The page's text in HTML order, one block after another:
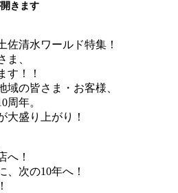
きます
佐清水ワールド特集！
ま、
す！！
域の皆さま・お客様、
周年。
大盛り上がり！
へ！
、次の10年へ！